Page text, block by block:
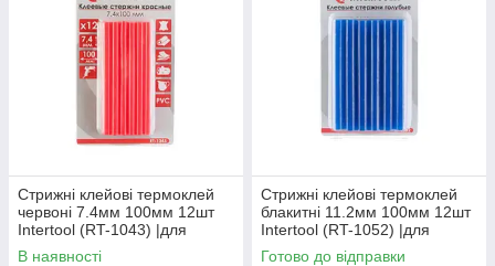
Стрижні клейові термоклей
червоні 7.4мм 100мм 12шт
Intertool (RT-1043) |для
пистолета пістолета
В наявності
Стрижні клейові термоклей
блакитні 11.2мм 100мм 12шт
Intertool (RT-1052) |для
пистолета пістолета
Готово до відправки